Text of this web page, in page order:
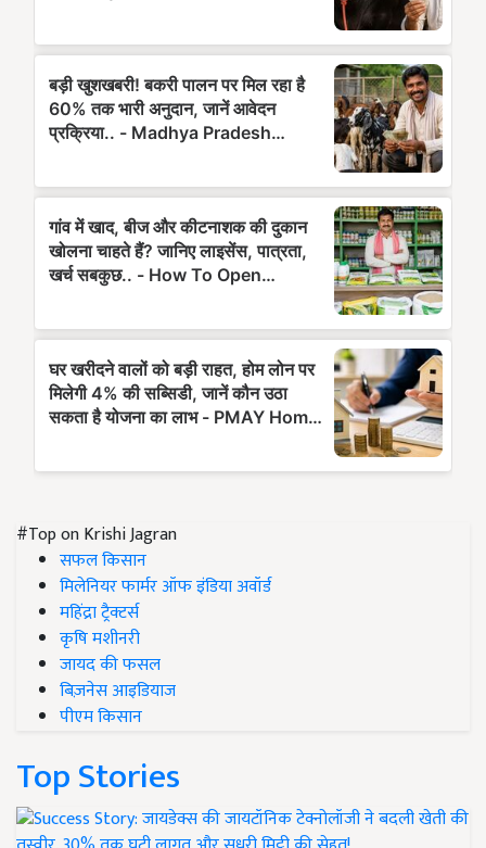
#Top on Krishi Jagran
सफल किसान
मिलेनियर फार्मर ऑफ इंडिया अवॉर्ड
महिंद्रा ट्रैक्टर्स
कृषि मशीनरी
जायद की फसल
बिज़नेस आइडियाज
पीएम किसान
Top Stories